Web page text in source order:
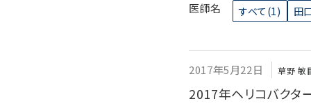
医師名 すべて (1) 田
2017年5月22日 草野 敏
2017年ヘリコバクタ